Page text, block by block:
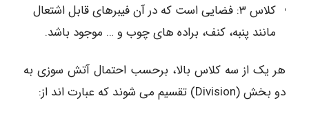
کلاس ۳: فضایی است که در آن فیبرهای قابل اشتعال
مانند پنبه، کنف، براده های چوب و … موجود باشد.
هر یک از سه کلاس بالا، برحسب احتمال آتش سوزی به
دو بخش (Division) تقسیم می شوند که عبارت اند از: